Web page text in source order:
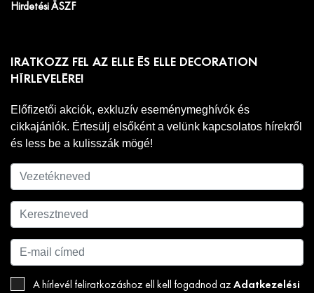
Hirdetési ÁSZF
IRATKOZZ FEL AZ ELLE ÉS ELLE DECORATION
HÍRLEVELÉRE!
Előfizetői akciók, exkluzív eseménymeghívók és
cikkajánlók. Értesülj elsőként a velünk kapcsolatos hírekről
és less be a kulisszák mögé!
A hírlevél feliratkozáshoz ell kell fogadnod az Adatkezelési